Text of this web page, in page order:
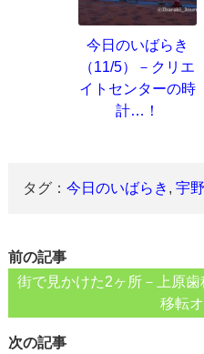
今日のいばらき
（11/5）－クリエ
イトセンターの時
計…！
タグ：今日のいばらき ,宇
前の記事
街で見かけた2ヶ所－上原
移転
次の記事